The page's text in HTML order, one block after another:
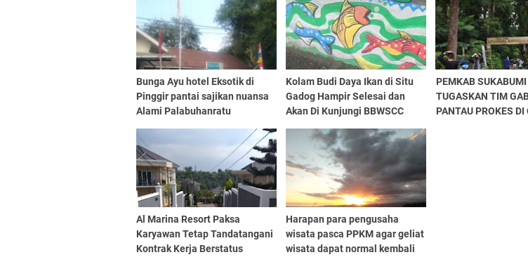
Bunga Ayu hotel Eksotik di
Pinggir pantai sajikan nuansa
Alami Palabuhanratu
Kolam Budi Daya Ikan di Situ
Gadog Hampir Selesai dan
Akan Di Kunjungi BBWSCC
PEMKAB SUKABUMI
TUGASKAN TIM
PANTAU PROKES DI
Al Marina Resort Paksa
Karyawan Tetap Tandatangani
Kontrak Kerja Berstatus
Harapan para pengusaha
wisata pasca PPKM agar geliat
wisata dapat normal kembali